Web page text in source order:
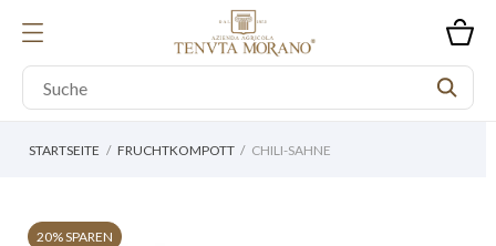
STARTSEITE FRUCHTKOMPOTT CHILI-SAHNE
20% SPAREN